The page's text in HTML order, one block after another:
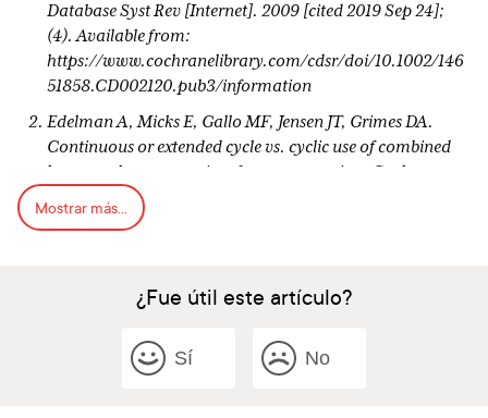
Database Syst Rev [Internet]. 2009 [cited 2019 Sep 24];
(4). Available from:
https://www.cochranelibrary.com/cdsr/doi/10.1002/146
51858.CD002120.pub3/information
Edelman A, Micks E, Gallo MF, Jensen JT, Grimes DA.
Continuous or extended cycle vs. cyclic use of combined
hormonal contraceptives for contraception. Cochrane
Database Syst Rev [Internet]. 2014 [cited 2019 Sep 24];(7).
Available from:
Strowitzki T, Marr J, Gerlinger C, Faustmann T, Seitz C.
the painful symptoms of endometriosis: a 24-week,
Mostrar más...
¿Fue útil este artículo?
Sí No